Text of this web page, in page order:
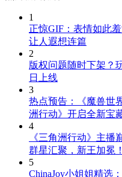
1
正惊GIF：表情如此
让人遐想连篇
2
版权问题随时下架？
日上线
3
热点预告：《魔兽世
洲行动》开启全新宝
4
《三角洲行动》主播
群星汇聚，新王加冕！
5
ChinaJoy小姐姐精选